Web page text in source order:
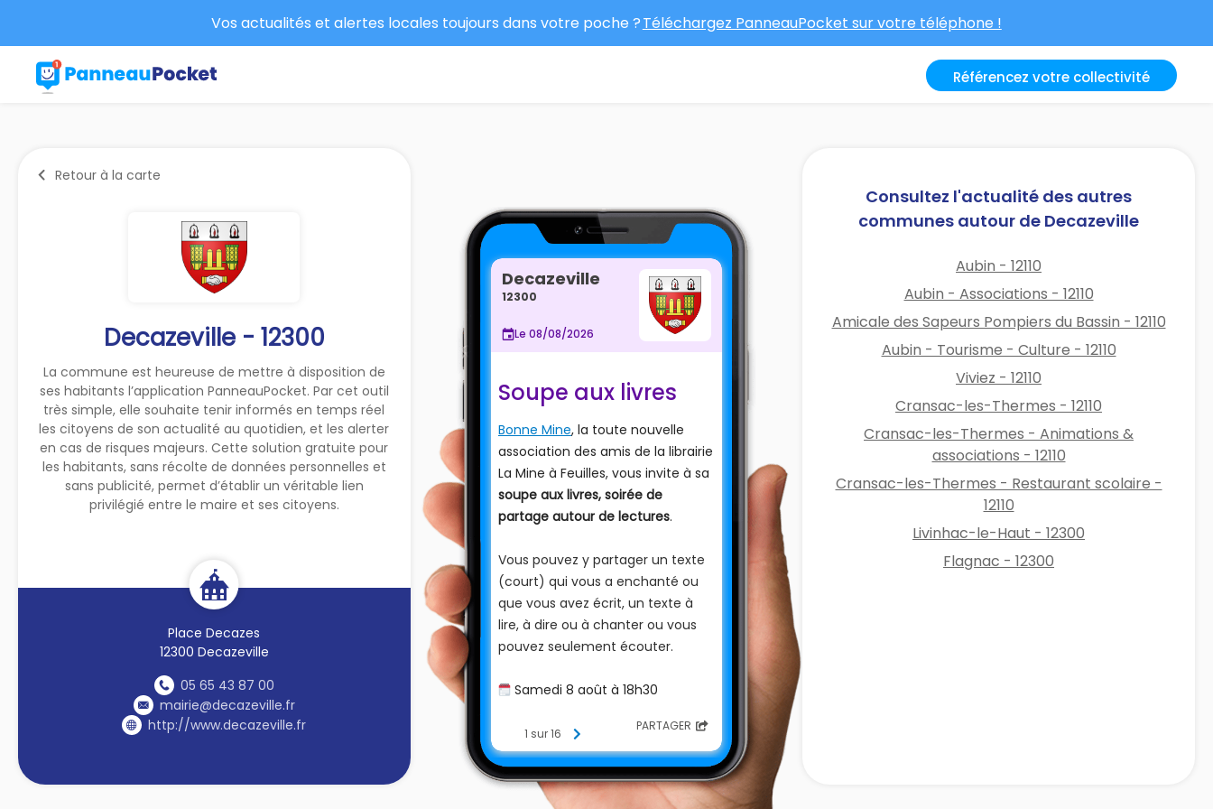
Vos actualités et alertes locales toujours dans votre poche ?Téléchargez PanneauPocket sur votre téléphone !
Référencez votre collectivité
Retour à la carte
Decazeville - 12300
La commune est heureuse de mettre à disposition de
ses habitants l’application PanneauPocket. Par cet outil
très simple, elle souhaite tenir informés en temps réel
les citoyens de son actualité au quotidien, et les alerter
en cas de risques majeurs. Cette solution gratuite pour
les habitants, sans récolte de données personnelles et
sans publicité, permet d’établir un véritable lien
privilégié entre le maire et ses citoyens.
Place Decazes
12300 Decazeville
05 65 43 87 00
mairie@decazeville.fr
http://www.decazeville.fr
Decazeville
12300
Le 08/08/2026
Soupe aux livres
Bonne Mine, la toute nouvelle
association des amis de la librairie
La Mine à Feuilles, vous invite à sa
soupe aux livres, soirée de
partage autour de lectures.
Vous pouvez y partager un texte
(court) qui vous a enchanté ou
que vous avez écrit, un texte à
lire, à dire ou à chanter ou vous
pouvez seulement écouter.
🗓️Samedi 8 août à 18h30
(Place Wilson à Decazeville)
Contact : Jean Darot au07 44 42
ou
1 sur 16 PARTAGER
Consultez l'actualité des autres
communes autour de Decazeville
Aubin - 12110
Aubin - Associations - 12110
Amicale des Sapeurs Pompiers du Bassin - 12110
Aubin - Tourisme - Culture - 12110
Viviez - 12110
Cransac-les-Thermes - 12110
Cransac-les-Thermes - Animations &
associations - 12110
Cransac-les-Thermes - Restaurant scolaire -
12110
Livinhac-le-Haut - 12300
Flagnac - 12300